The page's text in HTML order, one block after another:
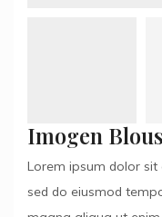
Imogen
Lorem ipsum dolor sit
sed do eiusmod